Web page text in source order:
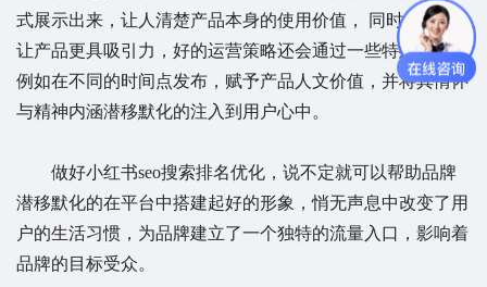
式展示出来，让人清楚产品本身的使用价值， 同时，为了
让产品更具吸引力，好的运营策略还会通过一些特殊方法，
例如在不同的时间点发布，赋予产品人文价值，并将其情怀
与精神内涵潜移默化的注入到用户心中。
做好小红书seo搜索排名优化，说不定就可以帮助品牌
潜移默化的在平台中搭建起好的形象，悄无声息中改变了用
户的生活习惯，为品牌建立了一个独特的流量入口，影响着
品牌的目标受众。